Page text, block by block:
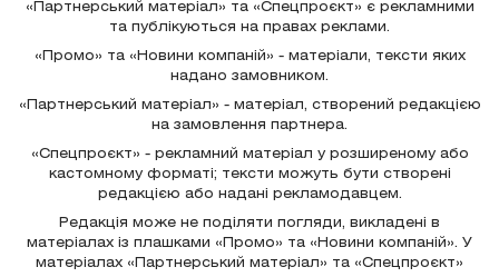
«Партнерський матеріал» та «Спецпроєкт» є рекламними
та публікуються на правах реклами.
«Промо» та «Новини компаній» - матеріали, тексти яких
надано замовником.
«Партнерський матеріал» - матеріал, створений редакцією
на замовлення партнера.
«Спецпроєкт» - рекламний матеріал у розширеному або
кастомному форматі; тексти можуть бути створені
редакцією або надані рекламодавцем.
Редакція може не поділяти погляди, викладені в
матеріалах із плашками «Промо» та «Новини компаній». У
матеріалах «Партнерський матеріал» та «Спецпроєкт»